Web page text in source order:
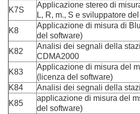
K7S
Applicazione stereo di
L, R, m., S e sviluppatore
K8
Applicazione di misura di
del software)
K82
Analisi dei segnali della
CDMA2000
K83
Applicazione di misura del
(licenza del software)
K84
Analisi dei segnali della
K85
applicazione di misura del
del software)